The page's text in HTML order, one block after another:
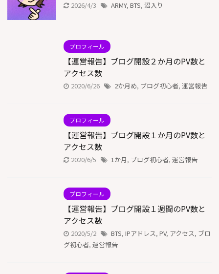
2026/4/3 ARMY, BTS, 沼入り
プロフィール
【運営報告】ブログ開設２か月のPV数と
アクセス数
2020/6/26 2か月め, ブログ初心者, 運営報告
プロフィール
【運営報告】ブログ開設１か月のPV数と
アクセス数
2020/6/5 1か月, ブログ初心者, 運営報告
プロフィール
【運営報告】ブログ開設１週間のPV数と
アクセス数
2020/5/2 BTS, IPアドレス, PV, アクセス, ブロ
グ初心者, 運営報告